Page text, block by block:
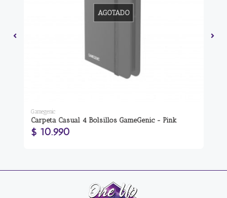
AGOTADO
Gamegenic
Carpeta Casual 4 Bolsillos GameGenic - Pink
$ 10.990